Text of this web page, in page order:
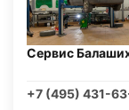
Сервис
+7 (495) 431-